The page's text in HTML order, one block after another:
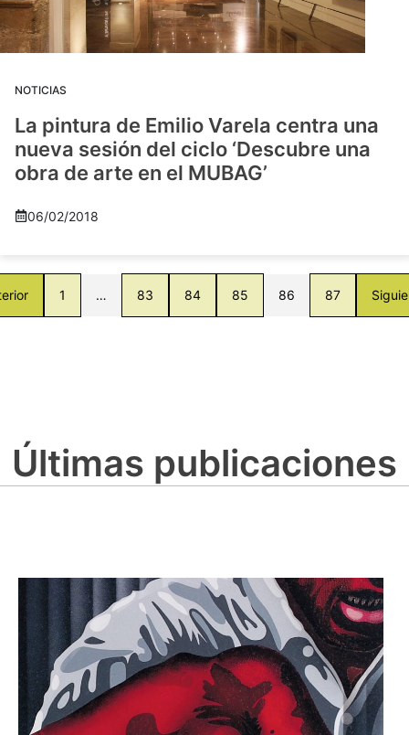
NOTICIAS
La pintura de Emilio Varela centra una
nueva sesión del ciclo ‘Descubre una
obra de arte en el MUBAG’
06/02/2018
1 … 83 84 85 86 87
Últimas publicaciones